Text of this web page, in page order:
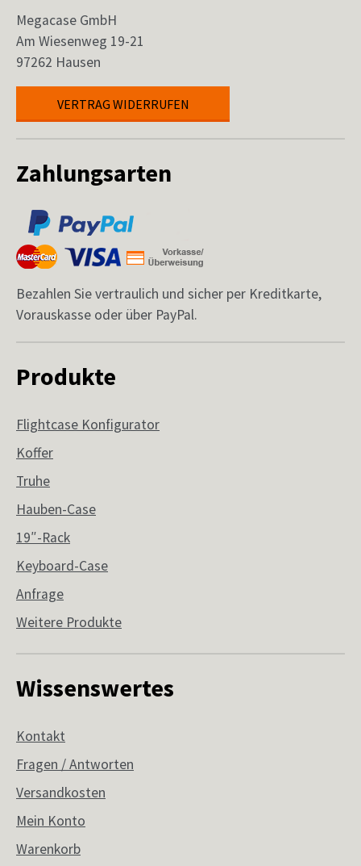
Zahlungsarten
Bezahlen Sie vertraulich und sicher per Kreditkarte,
Vorauskasse oder über PayPal.
Produkte
Flightcase Konfigurator
Koffer
Truhe
Hauben-Case
19″-Rack
Keyboard-Case
Anfrage
Weitere Produkte
Wissenswertes
Kontakt
Fragen / Antworten
Versandkosten
Mein Konto
Warenkorb
Megacase GmbH
Am Wiesenweg 19-21
97262 Hausen
VERTRAG WIDERRUFEN